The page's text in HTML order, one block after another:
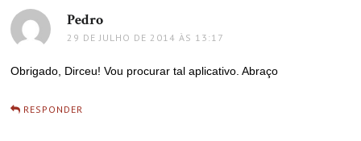
Pedro
29 DE JULHO DE 2014 ÀS 13:17
Obrigado, Dirceu! Vou procurar tal aplicativo. Abraço
RESPONDER